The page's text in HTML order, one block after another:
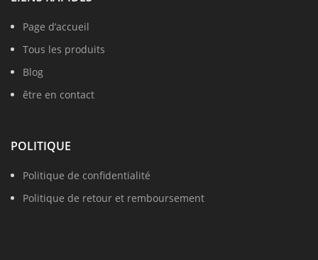
Page d’accueil
Tous les produits
Blog
être en contact
POLITIQUE
Politique de confidentialité
Politique de retour et remboursement